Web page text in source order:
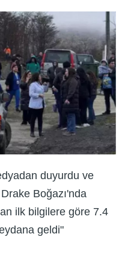
duyurdu ve
Boğazı'nda
ilk bilgilere göre 7.4
geldi"